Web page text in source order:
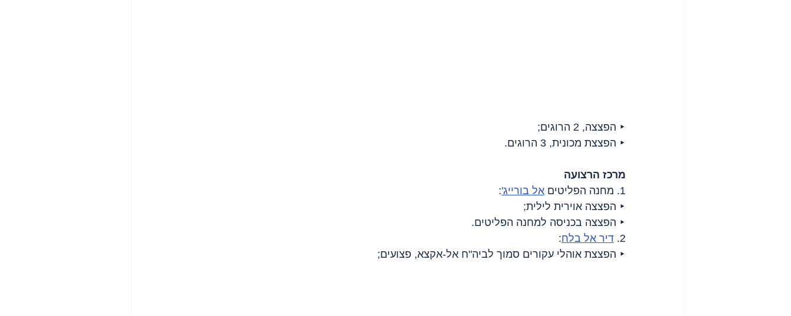
‣ הפצצה, 2 הרוגים;
‣ הפצצת מכונית, 3 הרוגים.
מרכז הרצועה
1. מחנה הפליטים
אל בורייג':
‣ הפצצה אוירית לילית;
‣ הפצצה בכניסה למחנה הפליטים.
2. דיר אל בלח:
‣ הפצצת אוהלי עקורים סמוך לביה"ח אל-אקצא, פצועים;